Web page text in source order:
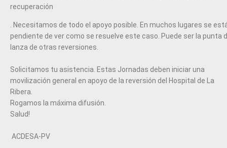
recuperación
​. Necesitamos de todo el apoyo posible. En muchos lugares se
pendiente de ver como se resuelve este caso. Puede ser la punta
lanza de otras reversiones.
Solicitamos tu asistencia. Estas Jornadas deben iniciar una
movilización general en apoyo de la reversión del Hospital de La
Ribera.
Rogamos la máxima difusión.
Salud!​
ACDESA-PV